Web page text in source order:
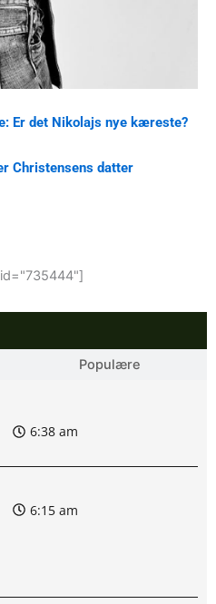
Er det Nikolajs nye kæreste?
Christensens datter
Populære
6:38 am
6:15 am